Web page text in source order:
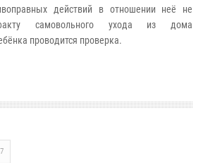
действий в отношении неё не
самовольного ухода из дома
проводится проверка.